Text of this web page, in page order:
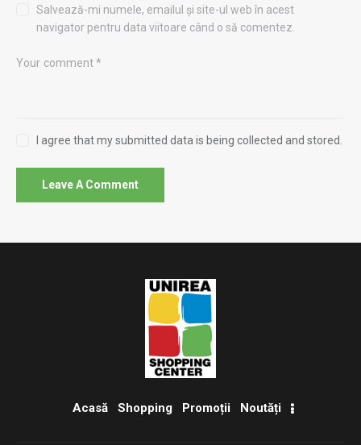
Salvează-mi numele, emailul și site-ul web în acest
navigator pentru data viitoare când o să comentez.
I agree that my submitted data is being collected and stored.
Acasă Shopping Promoții Noutăți